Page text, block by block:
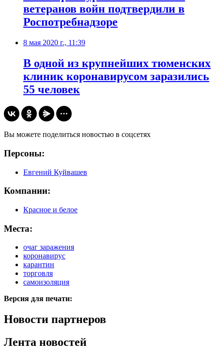
ветеранов войн подтвердили в
Роспотребнадзоре
8 мая 2020 г., 11:39
В одной из крупнейших тюменских
клиник коронавирусом заразились
55 человек
Вы можете поделиться новостью в соцсетях
Персоны:
Евгений Куйвашев
Компании:
Красное и белое
Места:
очаг заражения
коронавирус
карантин
торговля
самоизоляция
Версия для печати:
Новости партнеров
Лента новостей